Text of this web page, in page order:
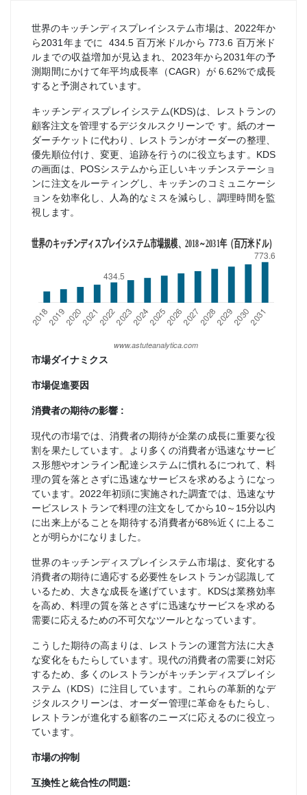
世界のキッチンディスプレイシステム市場は、2022年か
ら2031年までに 434.5 百万米ドルから 773.6 百万米ド
ルまでの収益増加が見込まれ、2023年から2031年の予
測期間にかけて年平均成長率（CAGR）が 6.62%で成長
すると予測されています。
キッチンディスプレイシステム(KDS)は、レストランの
顧客注文を管理するデジタルスクリーンで す。紙のオー
ダーチケットに代わり、レストランがオーダーの整理、
優先順位付け、変更、追跡を行うのに役立ちます。KDS
の画面は、POSシステムから正しいキッチンステーショ
ンに注文をルーティングし、キッチンのコミュニケーシ
ョンを効率化し、人為的なミスを減らし、調理時間を監
視します。
市場ダイナミクス
市場促進要因
消費者の期待の影響 :
現代の市場では、消費者の期待が企業の成長に重要な役
割を果たしています。より多くの消費者が迅速なサービ
ス形態やオンライン配達システムに慣れるにつれて、料
理の質を落とさずに迅速なサービスを求めるようになっ
ています。2022年初頭に実施された調査では、迅速なサ
ービスレストランで料理の注文をしてから10～15分以内
に出来上がることを期待する消費者が68%近くに上るこ
とが明らかになりました。
世界のキッチンディスプレイシステム市場は、変化する
消費者の期待に適応する必要性をレストランが認識して
いるため、大きな成長を遂げています。KDSは業務効率
を高め、料理の質を落とさずに迅速なサービスを求める
需要に応えるための不可欠なツールとなっています。
こうした期待の高まりは、レストランの運営方法に大き
な変化をもたらしています。現代の消費者の需要に対応
するため、多くのレストランがキッチンディスプレイシ
ステム（KDS）に注目しています。これらの革新的なデ
ジタルスクリーンは、オーダー管理に革命をもたらし、
レストランが進化する顧客のニーズに応えるのに役立っ
ています。
市場の抑制
互換性と統合性の問題: